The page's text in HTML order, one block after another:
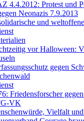
4.4.2012: Protest und
Neonazis 7.9.2013
und
vor Halloween:
gegen
Friedensforscher
VK
Vielfalt